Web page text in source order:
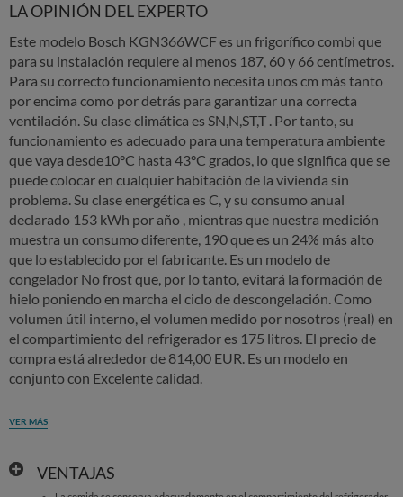
LA OPINIÓN DEL EXPERTO
Este modelo Bosch KGN366WCF es un frigorífico combi que
para su instalación requiere al menos 187, 60 y 66 centímetros.
Para su correcto funcionamiento necesita unos cm más tanto
por encima como por detrás para garantizar una correcta
ventilación. Su clase climática es SN,N,ST,T . Por tanto, su
funcionamiento es adecuado para una temperatura ambiente
que vaya desde10°C hasta 43°C grados, lo que significa que se
puede colocar en cualquier habitación de la vivienda sin
problema. Su clase energética es C, y su consumo anual
declarado 153 kWh por año , mientras que nuestra medición
muestra un consumo diferente, 190 que es un 24% más alto
que lo establecido por el fabricante. Es un modelo de
congelador No frost que, por lo tanto, evitará la formación de
hielo poniendo en marcha el ciclo de descongelación. Como
volumen útil interno, el volumen medido por nosotros (real) en
el compartimiento del refrigerador es 175 litros. El precio de
compra está alrededor de 814,00 EUR. Es un modelo en
conjunto con Excelente calidad.
VER MÁS
VENTAJAS